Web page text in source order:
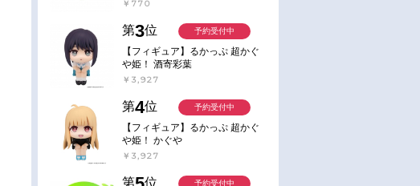
￥770
第3位
【フィギュア】るかっぷ 超かぐ
や姫！ 酒寄彩葉
￥3,927
予約受付中
第4位
【フィギュア】るかっぷ 超かぐ
や姫！ かぐや
￥3,927
予約受付中
第 位 予約受付中